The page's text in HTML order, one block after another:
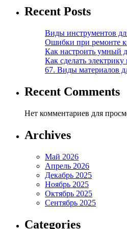
Recent Posts
Виды инструментов
Ошибки при ремонте
Как настроить умный
Как сделать электрику
67. Виды материалов
Recent Comments
Нет комментариев для
Archives
Май 2026
Апрель 2026
Декабрь 2025
Ноябрь 2025
Октябрь 2025
Сентябрь 2025
Categories